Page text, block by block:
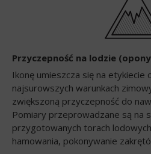
Przyczepność na lodzie
Ikonę umieszcza się na
najsurowszych warunkach
zwiększoną przyczepność do
Pomiary przeprowadzane są na
przygotowanych torach
hamowania, pokonywanie